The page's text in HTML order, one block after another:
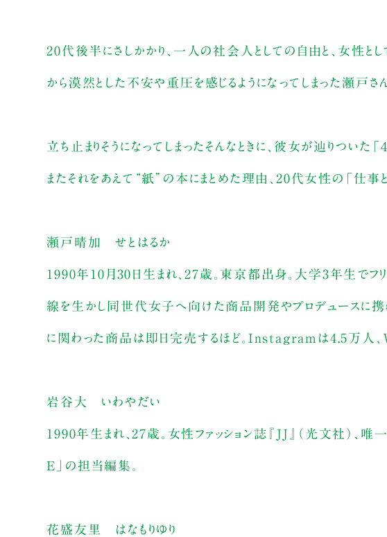
20代後半にさしかかり、一人の社会人としての自由と、女性と
から漠然とした不安や重圧を感じるようになってしまった瀬戸さん
立ち止まりそうになってしまったそんなときに、彼女が辿りついた「
またそれをあえて“紙”の本にまとめた理由、20代女性の「仕事と
瀬戸晴加 せとはるか
1990年10月30日生まれ、27歳。東京都出身。大学3年生でフ
線を生かし同世代女子へ向けた商品開発やプロデュースに携わ
に関わった商品は即日完売するほど。Instagramは4.5万人、
岩谷大 いわやだい
1990年生まれ、27歳。女性ファッション誌『JJ』（光文社）
E」の担当編集。
花盛友里 はなもりゆり